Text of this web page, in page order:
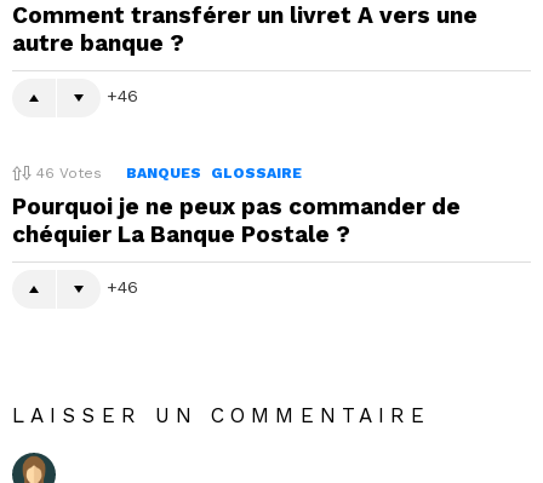
Comment transférer un livret A vers une
autre banque ?
46
46 Votes BANQUES GLOSSAIRE
Pourquoi je ne peux pas commander de
chéquier La Banque Postale ?
46
LAISSER UN COMMENTAIRE